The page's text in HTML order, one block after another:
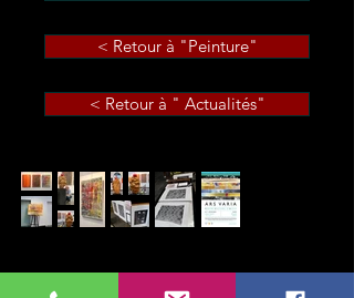
< Retour à "Peinture"
< Retour à " Actualités"